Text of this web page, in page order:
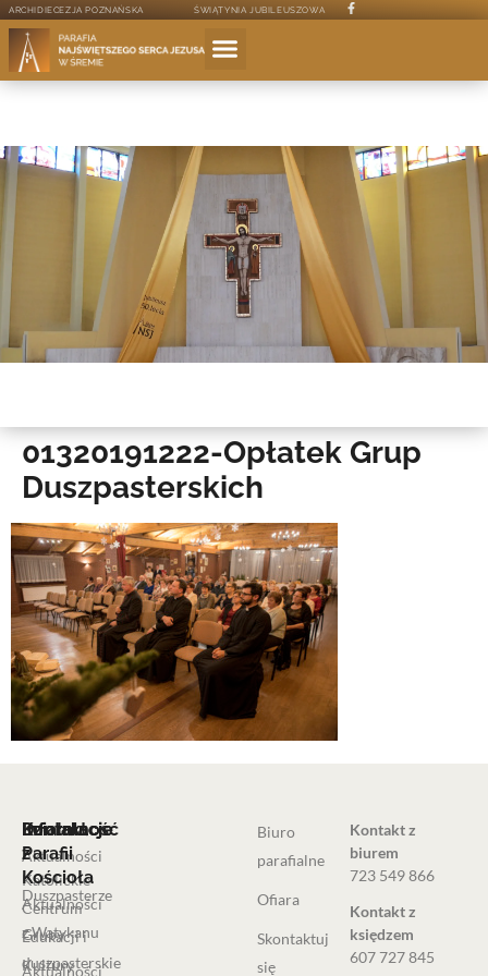
ARCHIDIECEZJA POZNAŃSKA ŚWIĄTYNIA JUBILEUSZOWA
01320191222-Opłatek Grup
Duszpasterskich
Informacje
Aktualności
Duszpasterze
Grupy
duszpasterskie
Działalność
Parafii
Katolickie
Centrum
Edukacji i
Kultury
Informacje
z
Kościoła
Aktualności
z Watykanu
Aktualności
Kontakt
Biuro
parafialne
Ofiara
Skontaktuj
się
Kontakt z
biurem
723 549 866
Kontakt z
księdzem
607 727 845